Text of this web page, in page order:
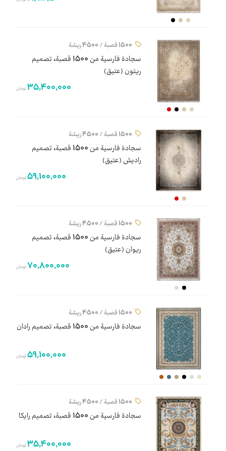
1500 قصبة / 4500 ريشة
سجادة فارسية من 1500 قصبة، تصميم
ريتون (عتيق)
35,400,000تومان
1500 قصبة / 4500 ريشة
سجادة فارسية من 1500 قصبة، تصميم
رادیش (عتيق)
59,100,000تومان
1500 قصبة / 4500 ريشة
سجادة فارسية من 1500 قصبة، تصميم
ریوان (عتيق)
70,800,000تومان
1500 قصبة / 4500 ريشة
سجادة فارسية من 1500 قصبة، تصميم رادان
59,100,000تومان
1500 قصبة / 4500 ريشة
سجادة فارسية من 1500 قصبة، تصميم رایکا
35,400,000تومان